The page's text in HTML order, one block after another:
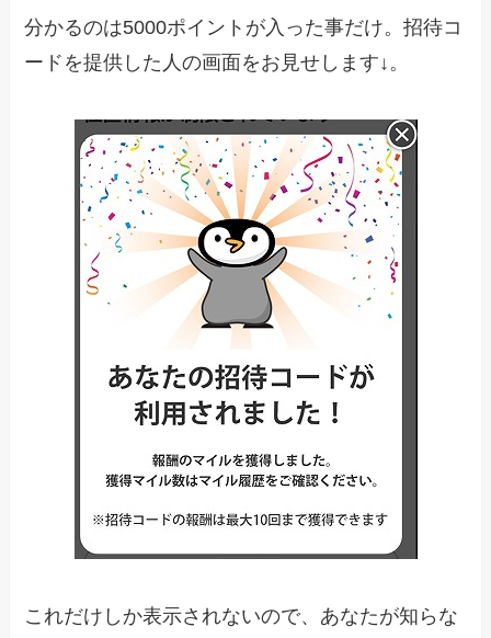
分かるのは5000ポイントが入った事だけ。招待コ
ードを提供した人の画面をお見せします↓。
これだけしか表示されないので、あなたが知らな